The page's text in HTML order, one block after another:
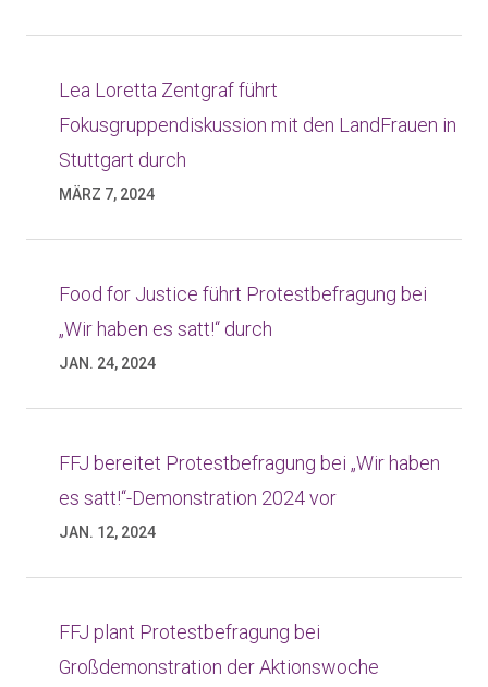
Lea Loretta Zentgraf führt
Fokusgruppendiskussion mit den LandFrauen in
Stuttgart durch
MÄRZ 7, 2024
Food for Justice führt Protestbefragung bei
„Wir haben es satt!“ durch
JAN. 24, 2024
FFJ bereitet Protestbefragung bei „Wir haben
es satt!“-Demonstration 2024 vor
JAN. 12, 2024
FFJ plant Protestbefragung bei
Großdemonstration der Aktionswoche